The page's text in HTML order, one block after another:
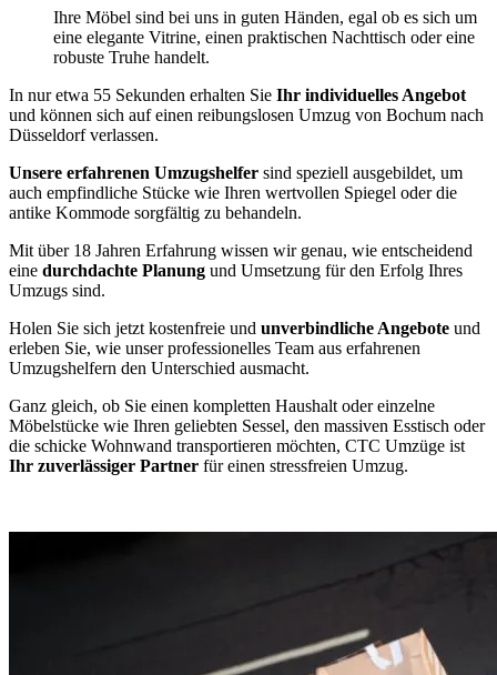
Ihre Möbel sind bei uns in guten Händen, egal ob es sich um
eine elegante Vitrine, einen praktischen Nachttisch oder eine
robuste Truhe handelt.
In nur etwa 55 Sekunden erhalten Sie Ihr individuelles Angebot
und können sich auf einen reibungslosen Umzug von Bochum nach
Düsseldorf verlassen.
Unsere erfahrenen Umzugshelfer sind speziell ausgebildet, um
auch empfindliche Stücke wie Ihren wertvollen Spiegel oder die
antike Kommode sorgfältig zu behandeln.
Mit über 18 Jahren Erfahrung wissen wir genau, wie entscheidend
eine durchdachte Planung und Umsetzung für den Erfolg Ihres
Umzugs sind.
Holen Sie sich jetzt kostenfreie und unverbindliche Angebote und
erleben Sie, wie unser professionelles Team aus erfahrenen
Umzugshelfern den Unterschied ausmacht.
Ganz gleich, ob Sie einen kompletten Haushalt oder einzelne
Möbelstücke wie Ihren geliebten Sessel, den massiven Esstisch oder
die schicke Wohnwand transportieren möchten, CTC Umzüge ist
Ihr zuverlässiger Partner für einen stressfreien Umzug.